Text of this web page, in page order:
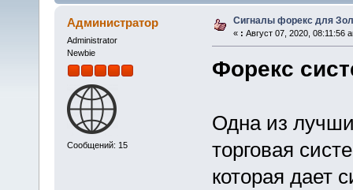
Администратор
Administrator
Newbie
Сообщений: 15
Сигналы форекс для
« : Август 07, 2020, 08:11:56
Форекс
Одна из
торговая
которая дает